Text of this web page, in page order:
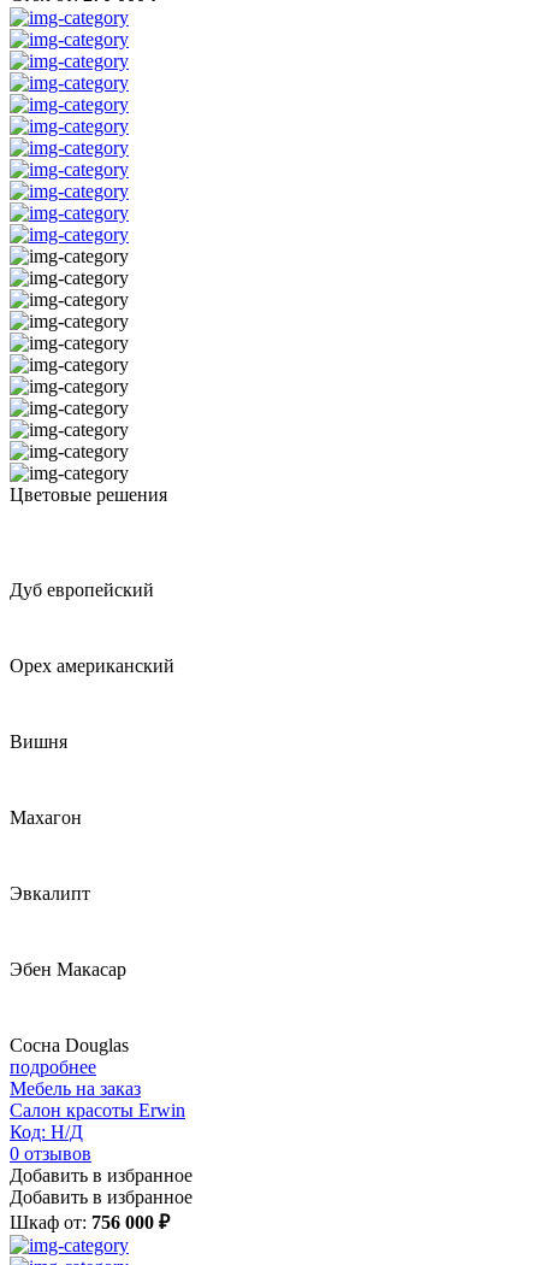
Цветовые решения
Дуб европейский
Орех американский
Вишня
Махагон
Эвкалипт
Эбен Макасар
Сосна Douglas
подробнее
Мебель на заказ
Салон красоты Erwin
Код: Н/Д
0 отзывов
Добавить в избранное
Добавить в избранное
Шкаф от: 756 000 ₽